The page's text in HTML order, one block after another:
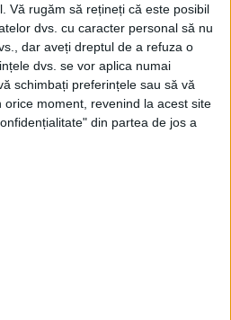
Vă rugăm să rețineți că este posibil
dvs. cu caracter personal să nu
dar aveți dreptul de a refuza o
dvs. se vor aplica numai
schimbați preferințele sau să vă
moment, revenind la acest site
din partea de jos a